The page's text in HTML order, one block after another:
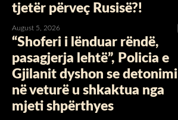
tjetër përveç Rusisë?!
August 5, 2026
“Shoferi i lënduar rëndë,
pasagjerja lehtë”, Policia e
Gjilanit dyshon se detonimi
në veturë u shkaktua nga
mjeti shpërthyes